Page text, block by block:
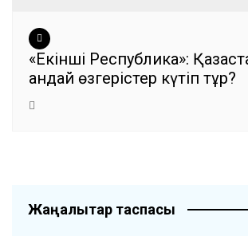
«Екінші Республика»:
қандай өзгерістер күтіп тұр?
Жаңалықтар таспасы